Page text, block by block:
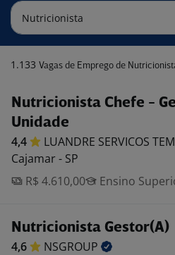
1.133 Vagas de Emprego de
Nutricionista Chefe -
Unidade
4,4 LUANDRE SERVICOS
Cajamar - SP
R$ 4.610,00
Ensino
Nutricionista Gestor(A)
4,6
NSGROUP